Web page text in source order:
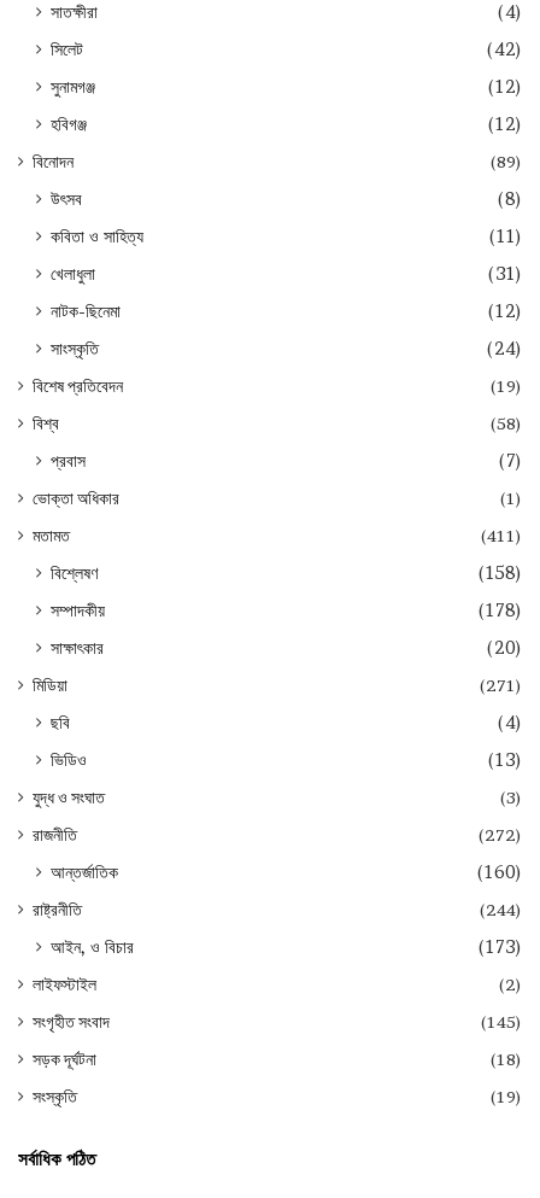
সাতক্ষীরা
(4)
সিলেট
(42)
সুনামগঞ্জ
(12)
হবিগঞ্জ
(12)
বিনোদন (89)
উৎসব
(8)
কবিতা ও সাহিত্য
(11)
খেলাধুলা
(31)
নাটক-ছিনেমা
(12)
সাংস্কৃতি
(24)
বিশেষ প্রতিবেদন
(19)
বিশ্ব
(58)
প্রবাস (7)
ভোক্তা অধিকার
(1)
মতামত
(411)
বিশ্লেষণ
(158)
সম্পাদকীয়
(178)
সাক্ষাৎকার
(20)
মিডিয়া (271)
ছবি
(4)
ভিডিও
(13)
যুদ্ধ ও সংঘাত
(3)
রাজনীতি
(272)
আন্তর্জাতিক (160)
রাষ্ট্রনীতি (244)
আইন, ও বিচার (173)
লাইফস্টাইল
(2)
সংগৃহীত সংবাদ
(145)
সড়ক দূর্ঘটনা
(18)
সংস্কৃতি
(19)
সর্বাধিক পঠিত